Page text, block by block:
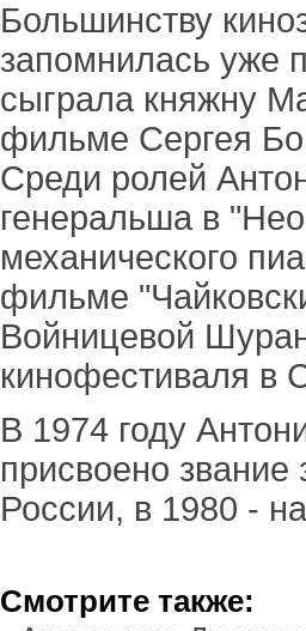
Большинству
запомнилась уже
сыграла княжну
фильме Сергея
Среди ролей
генеральша в
механического
фильме
Войницевой
кинофестиваля в
В 1974 году
присвоено звание
России, в 1980 -
Смотрите также: